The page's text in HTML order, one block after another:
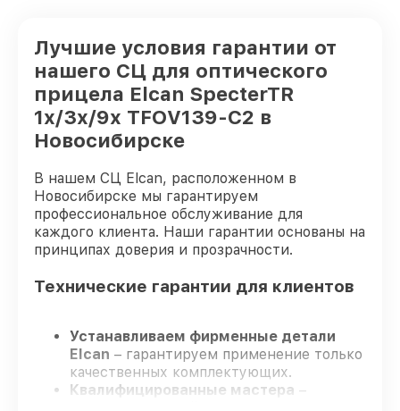
Лучшие условия гарантии от
нашего СЦ для оптического
прицела Elcan SpecterTR
1x/3x/9x TFOV139-C2 в
Новосибирске
В нашем СЦ Elcan, расположенном в
Новосибирске мы гарантируем
профессиональное обслуживание для
каждого клиента. Наши гарантии основаны на
принципах доверия и прозрачности.
Технические гарантии для клиентов
Устанавливаем фирменные детали
Elcan – гарантируем применение только
качественных комплектующих.
Квалифицированные мастера –